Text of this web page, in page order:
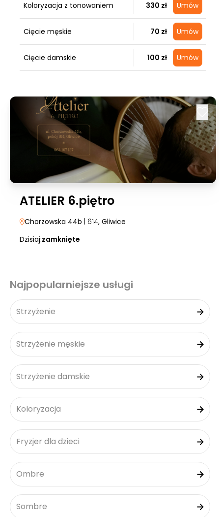
Koloryzacja z tonowaniem 330 zł Umów
Cięcie męskie 70 zł Umów
Cięcie damskie 100 zł Umów
ATELIER 6.piętro
Chorzowska 44b | 614, Gliwice
Dzisiaj:zamknięte
Najpopularniejsze usługi
Strzyżenie
Strzyżenie męskie
Strzyżenie damskie
Koloryzacja
Fryzjer dla dzieci
Ombre
Sombre